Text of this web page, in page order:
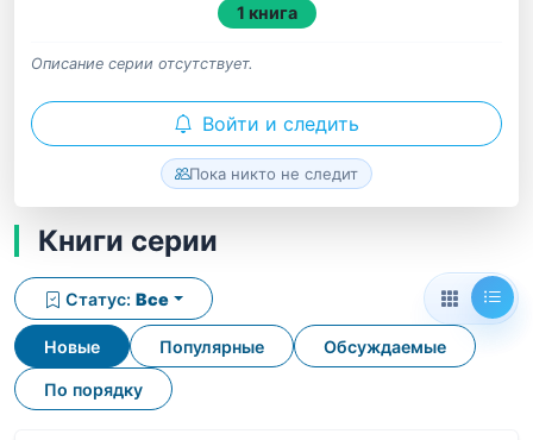
1 книга
Описание серии отсутствует.
Войти и следить
Пока никто не следит
Книги серии
Новые Популярные Обсуждаемые
По порядку
Статус: Все